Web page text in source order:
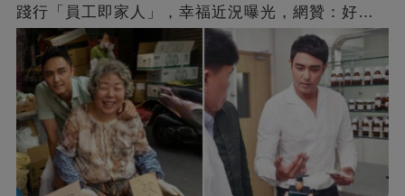
踐行「員工即家人」，幸福近況曝光，網贊：好老
闆的福報